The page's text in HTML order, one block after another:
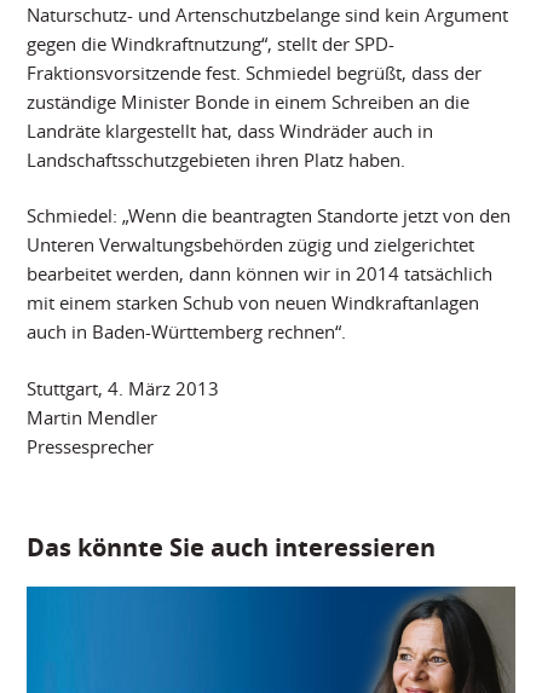
Naturschutz- und Artenschutzbelange sind kein Argument
gegen die Windkraftnutzung“, stellt der SPD-
Fraktionsvorsitzende fest. Schmiedel begrüßt, dass der
zuständige Minister Bonde in einem Schreiben an die
Landräte klargestellt hat, dass Windräder auch in
Landschaftsschutzgebieten ihren Platz haben.
Schmiedel: „Wenn die beantragten Standorte jetzt von den
Unteren Verwaltungsbehörden zügig und zielgerichtet
bearbeitet werden, dann können wir in 2014 tatsächlich
mit einem starken Schub von neuen Windkraftanlagen
auch in Baden-Württemberg rechnen“.
Stuttgart, 4. März 2013
Martin Mendler
Pressesprecher
Das könnte Sie auch interessieren